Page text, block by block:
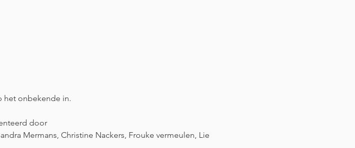
het onbekende in.
door
Mermans, Christine Nackers, Frouke vermeulen, Lie